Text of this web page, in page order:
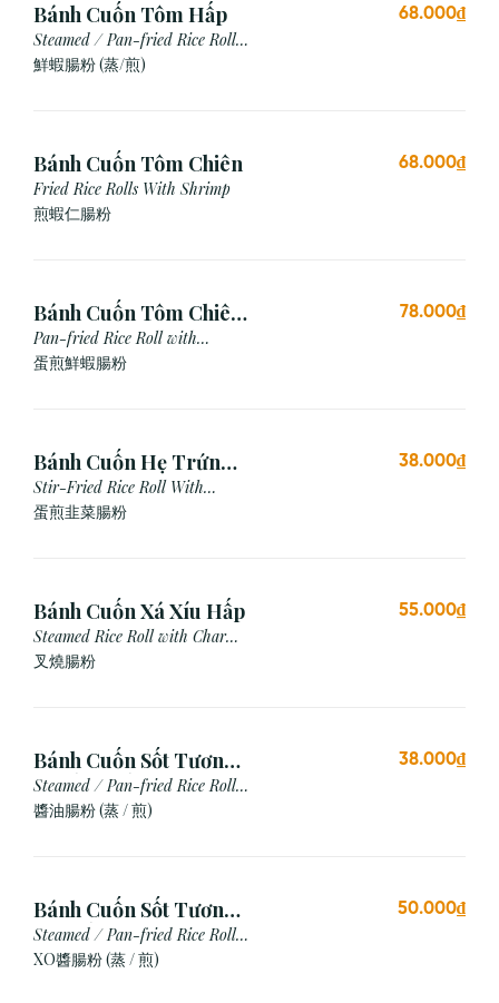
Bánh Cuốn Tôm Hấp
Steamed / Pan-fried Rice Roll
with Shrimp
鮮蝦腸粉 (蒸/煎)
68.000₫
Bánh Cuốn Tôm Chiên
Fried Rice Rolls With Shrimp
煎蝦仁腸粉
68.000₫
Bánh Cuốn Tôm Chiên
Trứng
Pan-fried Rice Roll with
Shrimp & Egg
蛋煎鮮蝦腸粉
78.000₫
Bánh Cuốn Hẹ Trứng
Xào
Stir-Fried Rice Roll With
Chives & Egg
蛋煎⾲菜腸粉
38.000₫
Bánh Cuốn Xá Xíu Hấp
Steamed Rice Roll with Char
Siu
叉燒腸粉
55.000₫
Bánh Cuốn Sốt Tương
Xì Dầu (Hấp/Chiên)
Steamed / Pan-fried Rice Roll
with Soy Sauce
醬油腸粉 (蒸 / 煎)
38.000₫
Bánh Cuốn Sốt Tương
Xo (Hấp/Chiên)
Steamed / Pan-fried Rice Roll
with XO Sauce
XO醬腸粉 (蒸 / 煎)
50.000₫